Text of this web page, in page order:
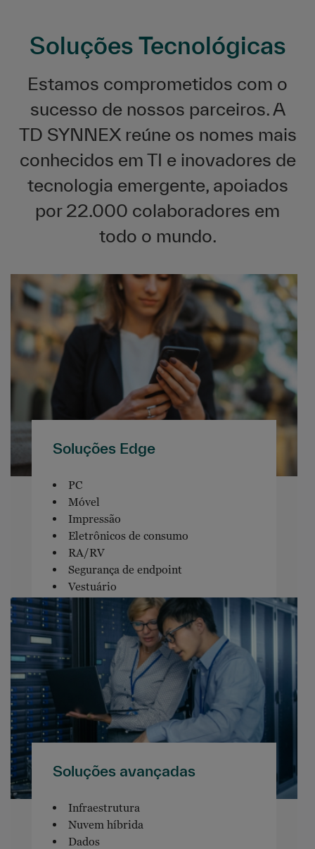
Soluções Tecnológicas
Estamos comprometidos com o
sucesso de nossos parceiros. A
TD SYNNEX reúne os nomes mais
conhecidos em TI e inovadores de
tecnologia emergente, apoiados
por 22.000 colaboradores em
todo o mundo.
Soluções Edge
PC
Móvel
Impressão
Eletrônicos de consumo
RA/RV
Segurança de endpoint
Vestuário
Software de endpoint
Soluções avançadas
Infraestrutura
Nuvem híbrida
Dados